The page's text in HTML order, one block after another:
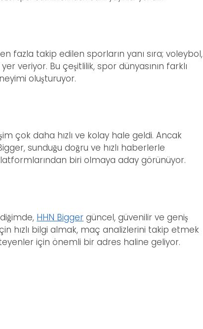
fazla takip edilen sporların yanı sıra; voleybol,
veriyor. Bu çeşitlilik, spor dünyasının farklı
oluşturuyor.
çok daha hızlı ve kolay hale geldi. Ancak
sunduğu doğru ve hızlı haberlerle
biri olmaya aday görünüyor.
HHN Bigger güncel, güvenilir ve geniş
hızlı bilgi almak, maç analizlerini takip etmek
için önemli bir adres haline geliyor.